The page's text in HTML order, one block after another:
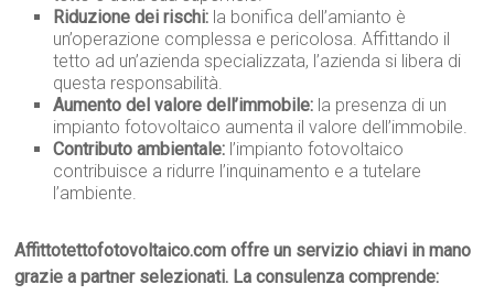
Riduzione dei rischi: la bonifica dell’amianto è
un’operazione complessa e pericolosa. Affittando il
tetto ad un’azienda specializzata, l’azienda si libera di
questa responsabilità.
Aumento del valore dell’immobile: la presenza di un
impianto fotovoltaico aumenta il valore dell’immobile.
Contributo ambientale: l’impianto fotovoltaico
contribuisce a ridurre l’inquinamento e a tutelare
l’ambiente.
Affittotettofotovoltaico.com offre un servizio chiavi in mano
grazie a partner selezionati. La consulenza comprende: